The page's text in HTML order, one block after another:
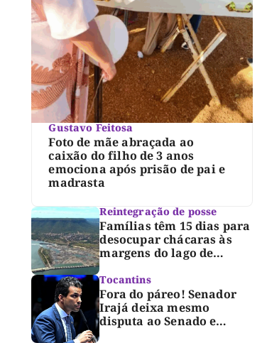
Gustavo Feitosa
Foto de mãe abraçada ao
caixão do filho de 3 anos
emociona após prisão de pai e
madrasta
Reintegração de posse
Famílias têm 15 dias para
desocupar chácaras às
margens do lago de
Justiça
Tocantins
Fora do páreo! Senador
Irajá deixa mesmo
disputa ao Senado e